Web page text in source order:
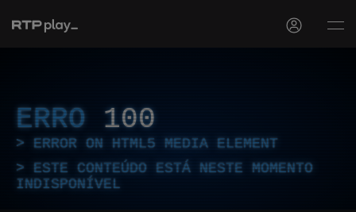
ERRO 100
ERROR ON HTML5 MEDIA ELEMENT
ESTE CONTEÚDO ESTÁ NESTE MOMENTO
INDISPONÍVEL